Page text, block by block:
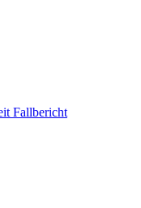
Fallbericht